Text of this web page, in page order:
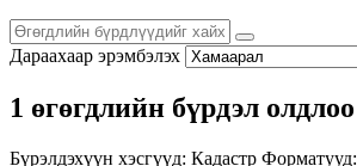
Дараахаар эрэмбэлэх
1 өгөгдлийн бүрдэл олдлоо
Бүрэлдэхүүн хэсгүүд: Кадастр Форматууд: